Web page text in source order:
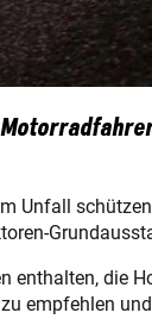
Unfall
enthalten, die
empfehlen